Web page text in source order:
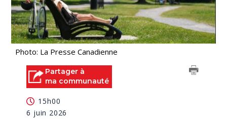
Photo: La Presse Canadienne
Partager à
ma communauté
15h00
6 juin 2026